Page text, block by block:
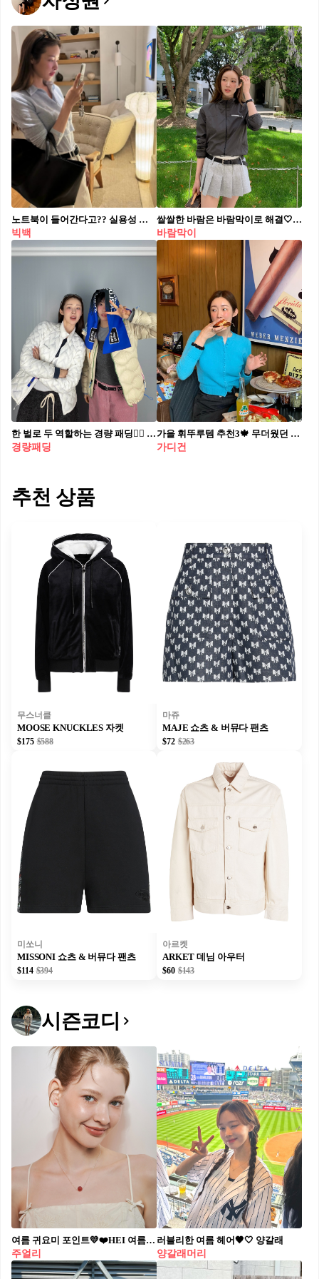
노트북이 들어간다고?? 실용성 끝판왕 빅백, 왜 셀럽 애착백인지 알겠어요🤍🖤 셀럽픽 명품 빅백 3가지를 소개합니다. 1. 보테가베네타 라지 홉, 770만 원대 장희령이 든 이 가방은 브랜드의 시그니처인 인트레치아토 위빙 디테일이 돋보이는 화이트 쇼퍼백입니다. 스커트와 운동화에 컬러 톤을 맞춰 전체적인 룩의 밸런스를 잡아주는 동시에, 캐주얼한 스타일에 감각적인 포인트를 주었습니다. 2. 샤넬 맥시 클래식 플랩백, 1769만 원대 임수향의 상체만 한 빅백은 블랙 캐비어 가죽과 골드 체인이 어우러진 샤넬의 클래식 백으로, 이 아이템만으로도 하이엔드 무드를 끌어올려 줍니다. 톤온톤 그레이 컬러의 스트릿 웨어에 매치해 하이엔드 무드를 더해주었습니다. 3. 더 로우 아이다호 코튼 백, 220만 원대 차정원이 선택한 숄더백은 짧은 핸들이 달린 토트백으로, 넓은 옆면 덕분에 사이즈 대비 수납력이 뛰어난 가방입니다. 심플한 셔츠와 매치해 캐주얼한 스타일에 세련된 느낌을 더하며, 데일리 백으로 활용하기 제격입니다.
빅백
쌀쌀한 바람은 바람막이로 해결🤍 간절기엔 바람막이 하나로 스타일과 보온 두 마리 토끼 잡자🐰✨
바람막이
한 벌로 두 역할하는 경량 패딩👍🏻 아우터 속 히든템으로 체감 온도 달라지고❄️🩶단독으로도 굿!
경량패딩
가을 휘뚜루템 추천3🍁 무더웠던 더위가 한 풀 꺾여 선선해진 요즘 날씨, 곧 성큼 다가올 가을에 휘뚜루 입기 좋은 아이템을 찾아봤어요🍂🤎 1. 컬러 가디건 단독으로 입거나, 아우터 안에 이너로 입기 좋은 가디건. 이번 가을엔 컬러가 있는 가디건으로 장만해보시는 것을 추천합니다. 가을톤 아우터와의 조합은 환상적일거예요. 2. 체크셔츠 캐주얼하게 입고 싶은 날 손가는 템이죠. 체크 무늬의 크기와 옷의 핏, 소재에 따라 분위기를 천차만별로 연출할 수 있습니다. 3. 오버핏 자켓 포멀하고, 캐주얼하게 연출 가능한 자켓을 찾으시나요? 그렇담 단연 오버핏 자켓이죠. 이너로 셔츠를 입어 포멀하게 연출하거나, 티셔츠 또는 가디건을 입어 캐주얼하게 연출 가능하답니다.
가디건
추천 상품
무스너클
MOOSE KNUCKLES 자켓
$175 $588
마쥬
MAJE 쇼츠 & 버뮤다 팬츠
$72 $263
미쏘니
MISSONI 쇼츠 & 버뮤다 팬츠
$114 $394
아르켓
ARKET 데님 아우터
$60 $143
시즌코디
여름 귀요미 포인트💛❤️HEI 여름 데일리에 돋보이는 컬러감과 귀여운 원석 포인트🎀 #광고
주얼리
러블리한 여름 헤어🤎🤍 양갈래
양갈래머리